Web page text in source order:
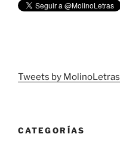
Tweets by MolinoLetras
CATEGORÍAS